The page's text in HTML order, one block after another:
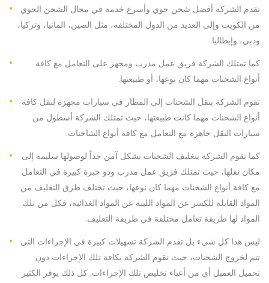
تقدم الشركة أفضل شحن جوي وأسرع خدمة في مجال الشحن الجوي
من الكويت وإلى العديد من الدول المختلفه، مثل الصين، المانيا، وتركيا،
ودبي، وإيطاليا.
كما تمتلك الشركة فريق عمل مدرب ومجهز على التعامل مع كافة
أنواع الشحنات مهما كان نوعها، أو طبيعتها.
تقوم الشركة بنقل الشحنات إلى المطار في سيارات مجهزة لنقل كافة
أنواع الشحنات مهما كانت طبيعتها، حيث تمتلك الشركة أسطول من
سيارات النقل جاهزة مع التعامل مع كافة أنواع الشاحنات.
كما تقوم الشركة بتغليف الشحنات بشكل آمن جداً لوصولها سليمة إلى
مكان نقلها، حيث تمتلك فريق عمل مدرب وذو خبرة كبيرة في التعامل
مع كافة أنواع الشحنات مهما كان نوعها، حيث تختلف طرق التغليف من
المواد القابلة للكسر عن المواد اللينة عن المواد الغذائية، فكل من تلك
المواد لها طريقة تعامل مختلفة في طريقة التغليف.
ليس هذا كل شيء بل تقدم الشركة تسهيلات كبيرة في الإجراءات التي
تتم لخروج الشحنات، حيث تقوم الشركة بكافة تلك الإجراءات دون
تحميل العميل أي من أعباء تخليص تلك الإجراءات. كل ذلك يوفر الكثير